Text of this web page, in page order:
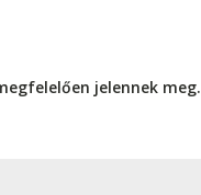
jelennek meg.